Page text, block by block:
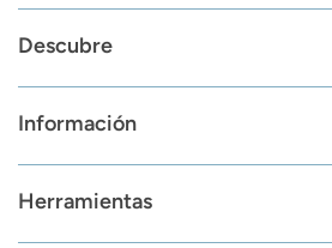
Descubre
Información
Herramientas